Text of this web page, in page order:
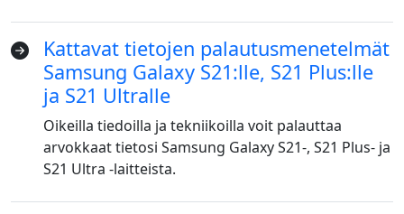
Kattavat tietojen palautusmenetelmät
Samsung Galaxy S21:lle, S21 Plus:lle
ja S21 Ultralle
Oikeilla tiedoilla ja tekniikoilla voit palauttaa
arvokkaat tietosi Samsung Galaxy S21-, S21 Plus- ja
S21 Ultra -laitteista.
Deutsche
Français
Italiano
Norsk
Suomalainen
Svenska
Dansk
Ελληνικά
Türk
русский
हिंदी
தமிழ்